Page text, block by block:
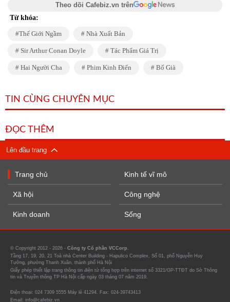
Theo dõi Cafebiz.vn trên
Từ khóa:
Thế Giới Ngầm Nhà Xuất Bản
Sir Arthur Conan Doyle Tác Phẩm Giá Trị
Hai Người Cha Phim Kinh Điển Bố Già
TIN CÙNG CHUYÊN MỤC
ĐỌC THÊM
Lên đầu trang
Trang chủ
Xã hội
Kinh doanh
Kinh tế vĩ mô
Công nghệ
Sống
© Copyright 2012 - 2026 - Công ty Cổ phần VCCorp.
Tầng 17, 19, 20, 21 Toà nhà Center Building - Hapulico Complex, Số 01, phố Nguyễn Huy
Tưởng, phường Thanh Xuân, thành phố Hà Nội
Giấy phép thiết lập trang thông tin điện tử tổng hợp trên internet số 3321/GP-TTĐT do Sở Thông
tin và Truyền thông TP Hà Nội cấp ngày 03 tháng 07 năm 2019.
Điện thoại: 024 7309 5555 Máy lẻ 41294. Fax: 024-39743413
Email: info@cafebiz.vn